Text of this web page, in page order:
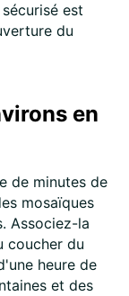
est
du
en
de minutes de
mosaïques
Associez-la
coucher du
heure de
et des